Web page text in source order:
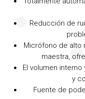
Reducción de
Micrófono de alto
maestra,
El volumen
y
Fuente de